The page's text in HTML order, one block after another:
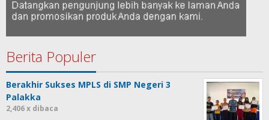
Berita Populer
Berakhir Sukses MPLS di SMP Negeri 3
Palakka
2,406 x dibaca